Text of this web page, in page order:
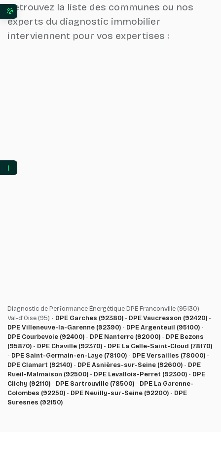
Retrouvez la liste des communes ou nos
experts du diagnostic immobilier
interviennent pour vos expertises :
Diagnostic de Performance Énergétique DPE Franconville (95130) -
Val-d'Oise (95) - DPE Garches (92380) - DPE Vaucresson (92420) -
DPE Villeneuve-la-Garenne (92390) - DPE Argenteuil (95100) -
DPE Courbevoie (92400) - DPE Nanterre (92000) - DPE Bezons
(95870) - DPE Chaville (92370) - DPE La Celle-Saint-Cloud (78170)
- DPE Saint-Germain-en-Laye (78100) - DPE Versailles (78000) -
DPE Clamart (92140) - DPE Asnières-sur-Seine (92600) - DPE
Rueil-Malmaison (92500) - DPE Levallois-Perret (92300) - DPE
Clichy (92110) - DPE Sartrouville (78500) - DPE La Garenne-
Colombes (92250) - DPE Neuilly-sur-Seine (92200) - DPE
Suresnes (92150)
ℹ️
Vos préférences en matière de consentement